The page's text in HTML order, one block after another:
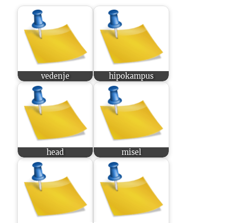
vedenje hipokampus
head misel